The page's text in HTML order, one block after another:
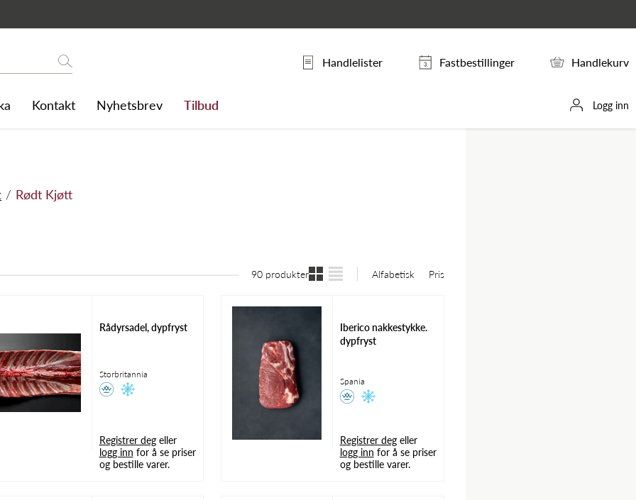
Søk
Handlelister Fastbestillinger Handlekurv
Kontakt Nyhetsbrev Tilbud Logg inn
Rødt Kjøtt
90 produkter Alfabetisk Pris
Rådyrsadel, dypfryst
Storbritannia
Registrer degeller
logg inn for å se priser
og bestille varer.
Iberico nakkestykke.
dypfryst
Spania
Registrer degeller
logg inn for å se priser
og bestille varer.